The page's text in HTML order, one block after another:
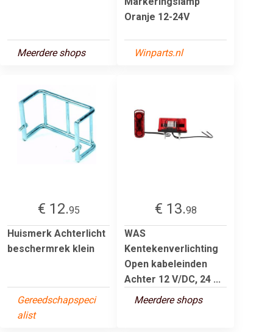
Meerdere shops
Oranje 12-24V
Winparts.nl
€ 12.95
Huismerk Achterlicht
beschermrek klein
Gereedschapspeci
alist
€ 13.98
WAS
Kentekenverlichting
Open kabeleinden
Achter 12 V/DC, 24 ...
Meerdere shops